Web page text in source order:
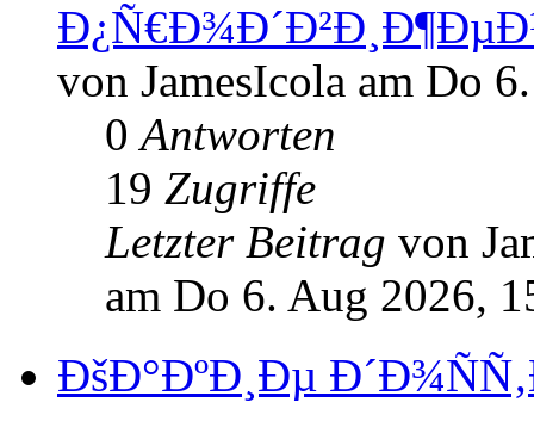
von JamesIcola am Do
0Antworten
19 Zugriffe
Letzter Beitrag von
am Do 6. Aug 2026,
ÐšÐ°ÐºÐ¸Ðµ